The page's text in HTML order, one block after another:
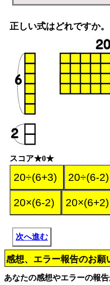
正しい式はどれですか。
スコア★0★
次へ進む
感想、エラー報告のお願
あなたの感想やエラーの報